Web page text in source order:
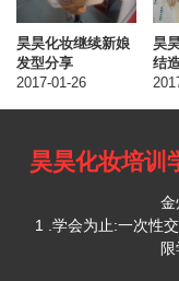
昊昊化妆继续新娘
发型分享
2017-01-26
昊
结
昊昊化妆培训
金
1 .学会为止:一次性
限